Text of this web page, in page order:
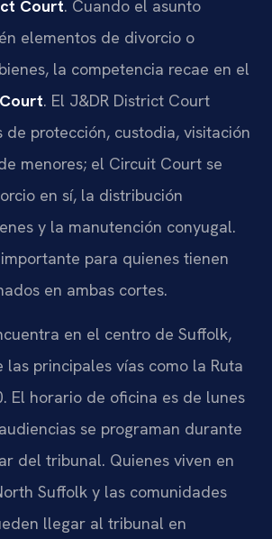
Court. Cuando el asunto
elementos de divorcio o
la competencia recae en el
. El J&DR District Court
de protección, custodia, visitación
menores; el Circuit Court se
en sí, la distribución
y la manutención conyugal.
para quienes tienen
en ambas cortes.
en el centro de Suffolk,
las principales vías como la Ruta
El horario de oficina es de lunes
se programan durante
del tribunal. Quienes viven en
Suffolk y las comunidades
llegar al tribunal en